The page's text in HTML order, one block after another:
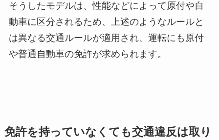
そうしたモデルは、性能などによって原付や自
動車に区分されるため、上述のようなルールと
は異なる交通ルールが適用され、運転にも原付
や普通自動車の免許が求められます。
免許を持っていなくても交通違反は取り